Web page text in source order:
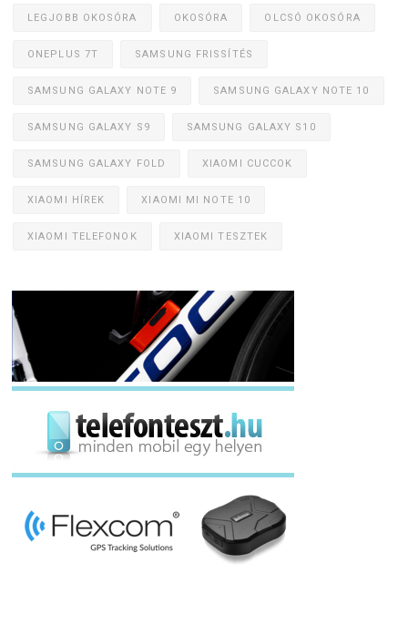
LEGJOBB OKOSÓRA OKOSÓRA OLCSÓ OKOSÓRA
ONEPLUS 7T SAMSUNG FRISSÍTÉS
SAMSUNG GALAXY NOTE 9 SAMSUNG GALAXY NOTE 10
SAMSUNG GALAXY S9 SAMSUNG GALAXY S10
SAMSUNG GALAXY FOLD XIAOMI CUCCOK
XIAOMI HÍREK XIAOMI MI NOTE 10
XIAOMI TELEFONOK XIAOMI TESZTEK